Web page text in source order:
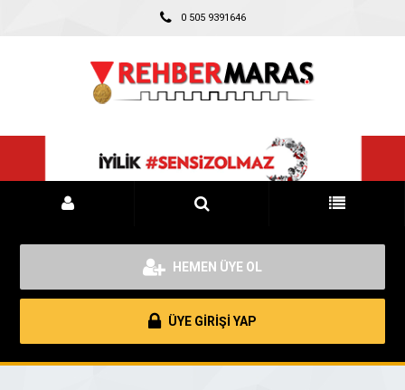
0 505 9391646
HEMEN ÜYE OL
ÜYE GİRİŞİ YAP